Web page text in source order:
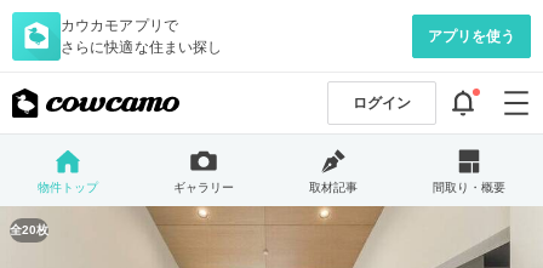
カウカモアプリで
さらに快適な住まい探し
アプリを使う
ログイン
物件トップ ギャラリー 取材記事 間取り・概要
全20枚